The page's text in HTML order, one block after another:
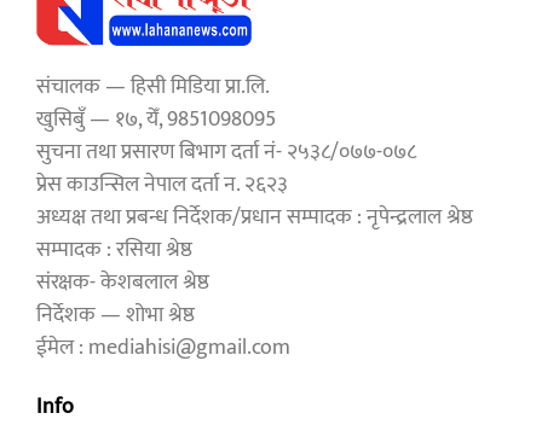
संचालक — हिसी मिडिया प्रा.लि.
खुसिबुँ — १७, येँ, 9851098095
सुचना तथा प्रसारण बिभाग दर्ता नं- २५३८/०७७-०७८
प्रेस काउन्सिल नेपाल दर्ता न. २६२३
अध्यक्ष तथा प्रबन्ध निर्देशक/प्रधान सम्पादक : नृपेन्द्रलाल श्रेष्ठ
सम्पादक : रसिया श्रेष्ठ
संरक्षक- केशबलाल श्रेष्ठ
निर्देशक — शोभा श्रेष्ठ
ईमेल : mediahisi@gmail.com
Info